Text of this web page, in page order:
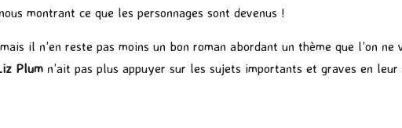
montrant ce que les personnages sont devenus !
il n’en reste pas moins un bon roman abordant un thème que l’on
Plum n’ait pas plus appuyer sur les sujets importants et graves en